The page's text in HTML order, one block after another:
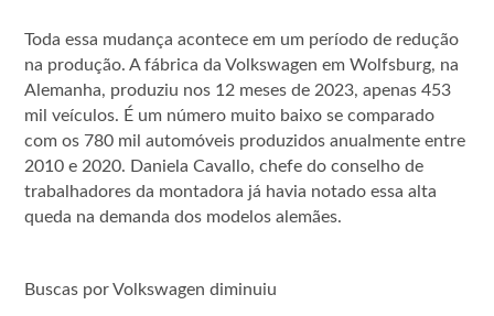
Toda essa mudança acontece em um período de redução
na produção. A fábrica da Volkswagen em Wolfsburg, na
Alemanha, produziu nos 12 meses de 2023, apenas 453
mil veículos. É um número muito baixo se comparado
com os 780 mil automóveis produzidos anualmente entre
2010 e 2020. Daniela Cavallo, chefe do conselho de
trabalhadores da montadora já havia notado essa alta
queda na demanda dos modelos alemães.
Buscas por Volkswagen diminuiu